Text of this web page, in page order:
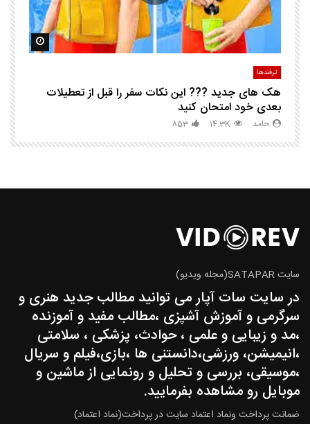
مشاهده
ترفندها
هک های جدید ??️? این نکات سفر را قبل از تعطیلات
بعدی خود امتحان کنید
حامد 14.3K
853
مشاهده بعدا
سایت SATAPAR(مجله ویدیو)
در سایت سات آپار می توانید مطالب جدید هنری و
سرگرمی و آموزش آشپزی ،مطالب مفید و آموزنده
،مد و زیبایی و علمی ، حوادث، پزشکی ، سلامتی
،انیمیشن، ورزشی،دانستنی ها ،بازی،فیلم و سریال
،موسیقی، بررسی و تحلیل و رونمایی از ماشین و
موبایل رو مشاهده بفرمایید.
ضمانت پرداخت ونماد اعتماد سایت در پرداخت(نماد اعتماد)